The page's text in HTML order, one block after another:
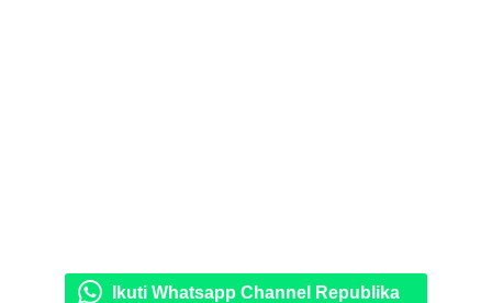
Ikuti Whatsapp Channel Republika